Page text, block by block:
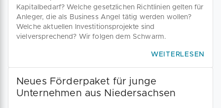
Kapitalbedarf? Welche gesetzlichen Richtlinien gelten für
Anleger, die als Business Angel tätig werden wollen?
Welche aktuellen Investitionsprojekte sind
vielversprechend? Wir folgen dem Schwarm.
WEITERLESEN
Neues Förderpaket für junge
Unternehmen aus Niedersachsen